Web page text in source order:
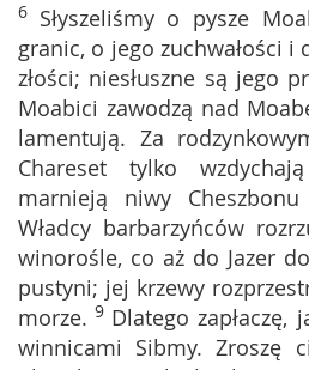
6 Słyszeliśmy o pysze
granic, o jego zuchwałości
złości; niesłuszne są jego
Moabici zawodzą nad
lamentują. Za
Chareset tylko
marnieją niwy
Władcy barbarzyńców
winorośle, co aż do Jazer
pustyni; jej krzewy
morze. 9 Dlatego zapłaczę,
winnicami Sibmy. Zroszę